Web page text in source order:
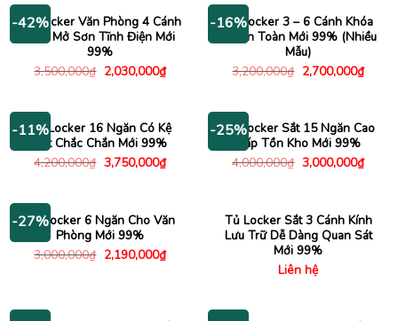
2,780,000₫.
-42%
Tủ Locker Văn Phòng 4 Cánh
Kính Mở Sơn Tĩnh Điện Mới
99%
3,500,000₫ Giá
gốc
2,030,000₫Giá
hiện
2,030,000₫.
-16%
Tủ Locker 3 – 6 Cánh Khóa
Cơ An Toàn Mới 99% (Nhiều
Mẫu)
3,200,000₫ Giá
gốc
2,700,000₫Giá
hiện
-11%Tủ Locker 16 Ngăn Có Kệ
Sắt Chắc Chắn Mới 99%
4,200,000₫ Giá
gốc
3,750,000₫Giá
hiện
-25%
Tủ Locker Sắt 15 Ngăn Cao
Cấp Tồn Kho Mới 99%
4,000,000₫ Giá
gốc
3,000,000₫Giá
hiện
-27%
Tủ Locker 6 Ngăn Cho Văn
Phòng Mới 99%
3,000,000₫ Giá
gốc
2,190,000₫Giá
hiện
Tủ Locker Sắt 3 Cánh Kính
Lưu Trữ Dễ Dàng Quan Sát
Mới 99%
Liên hệ